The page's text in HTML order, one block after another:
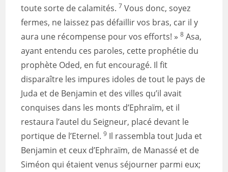
toute sorte de calamités. 7 Vous donc, soyez
fermes, ne laissez pas défaillir vos bras, car il y
aura une récompense pour vos efforts! »8 Asa,
ayant entendu ces paroles, cette prophétie du
prophète Oded, en fut encouragé. Il fit
disparaître les impures idoles de tout le pays de
Juda et de Benjamin et des villes qu’il avait
conquises dans les monts d’Ephraïm, et il
restaura l’autel du Seigneur, placé devant le
portique de l’Eternel.9 Il rassembla tout Juda et
Benjamin et ceux d’Ephraïm, de Manassé et de
Siméon qui étaient venus séjourner parmi eux;